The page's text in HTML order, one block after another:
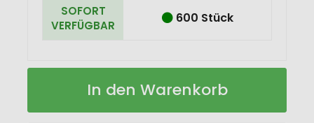
SOFORT
VERFÜGBAR
600 Stück
Große
Vakuumflasche
RCS
Auf
In den Warenkorb